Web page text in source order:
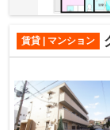
賃貸 | マンション